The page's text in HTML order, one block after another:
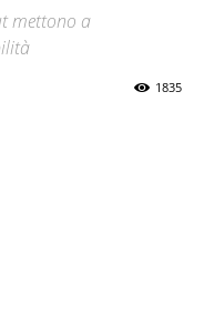
mettono a
1835